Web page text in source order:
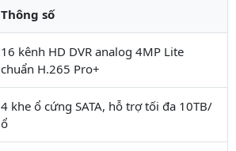
Thông số
16 kênh HD DVR analog 4MP Lite
chuẩn H.265 Pro+
4 khe ổ cứng SATA, hỗ trợ tối đa 10TB/
ổ